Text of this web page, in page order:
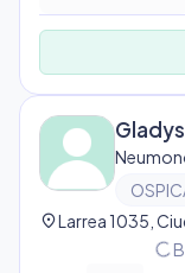
location_on
progress_activity